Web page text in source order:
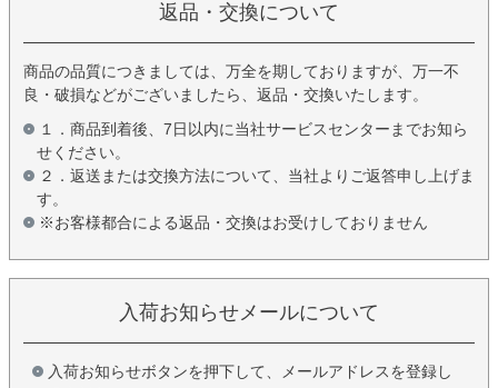
返品・交換について
商品の品質につきましては、万全を期しておりますが、万一不
良・破損などがございましたら、返品・交換いたします。
１．商品到着後、7日以内に当社サービスセンターまでお知ら
せください。
２．返送または交換方法について、当社よりご返答申し上げま
す。
※お客様都合による返品・交換はお受けしておりません
入荷お知らせメールについて
入荷お知らせボタンを押下して、メールアドレスを登録し